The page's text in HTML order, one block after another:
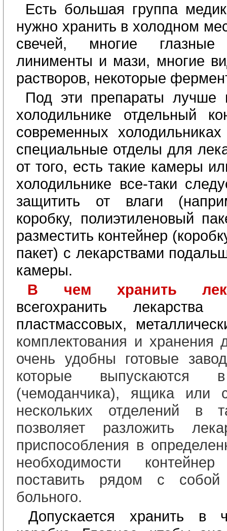
Есть большая группа
нужно хранить в холодном
свечей, многие
линименты и мази, многие
растворов, некоторые
Под эти препараты лучше
холодильнике отдельный
современных
специальные отделы для
от того, есть такие камеры
холодильнике все-таки
защитить от влаги
коробку, полиэтиленовый
разместить контейнер
пакет) с лекарствами
камеры.
В чем хранить
всегохранить лекарства
пластмассовых,
комплектования и хранения
очень удобны готовые
которые
(чемоданчика), ящика или
нескольких отделений в
позволяет разложить
приспособления в
необходимости
поставить рядом с
больного.
Допускается хранить в